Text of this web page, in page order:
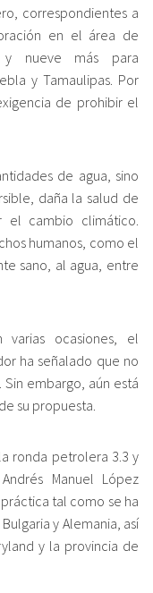
correspondientes a
en el área de
y nueve más para
y Tamaulipas. Por
de prohibir el
de agua, sino
daña la salud de
el cambio climático.
humanos, como el
sano, al agua, entre
ocasiones, el
ha señalado que no
Sin embargo, aún está
su propuesta.
ronda petrolera 3.3 y
Manuel López
tal como se ha
y Alemania, así
y la provincia de